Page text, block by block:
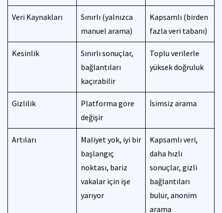
Veri Kaynakları
Sınırlı (yalnızca
manuel arama)
Kapsamlı (birden
fazla veri tabanı)
Kesinlik
Sınırlı sonuçlar,
bağlantıları
kaçırabilir
Toplu verilerle
yüksek doğruluk
Gizlilik
Platforma göre
değişir
İsimsiz arama
Artıları
Maliyet yok, iyi bir
başlangıç
noktası, bariz
vakalar için işe
yarıyor
Kapsamlı veri,
daha hızlı
sonuçlar, gizli
bağlantıları
bulur, anonim
arama